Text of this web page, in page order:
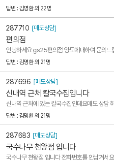
만 들어와서 장사하실수 있는 상태로 양도하구
마당 20평정도..
답변 : 김명환 외 22명
287710 [매도상담]
편의점
안녕하세요 gs25편의점 양도에대하여 문의드
답변 : 김명환 외 21명
287696 [매도상담]
신내역 근처 칼국수집입니다
신내역 근처에 있는 칼국수집인데요매도 상담
답변 : 김명환 외 21명
287683 [매도상담]
국수나무 천왕점 입니다
국수나무 천왕점 입니다 전화번호를 안남겨